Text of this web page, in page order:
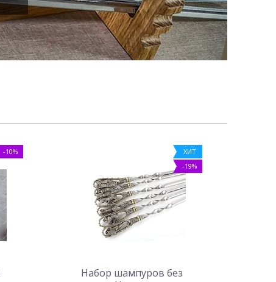
-10%
ХИТ
-19%
Набор шампуров без